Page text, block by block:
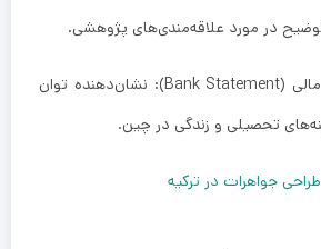
در مورد علاقه‌مندی‌های پژوهشی.
11. شهادت از تایید مالی (Bank Statement): نشان‌دهنده توان
تحصیلی و زندگی در چین.
جواهرات در ترکیه